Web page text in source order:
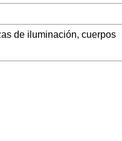
de iluminación, cuerpos